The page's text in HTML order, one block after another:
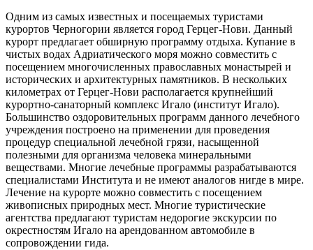
Одним из самых известных и посещаемых туристами
курортов Черногории является город Герцег-Нови. Данный
курорт предлагает обширную программу отдыха. Купание в
чистых водах Адриатического моря можно совместить с
посещением многочисленных православных монастырей и
исторических и архитектурных памятников. В нескольких
километрах от Герцег-Нови располагается крупнейший
курортно-санаторный комплекс Игало (институт Игало).
Большинство оздоровительных программ данного лечебного
учреждения построено на применении для проведения
процедур специальной лечебной грязи, насыщенной
полезными для организма человека минеральными
веществами. Многие лечебные программы разрабатываются
специалистами Института и не имеют аналогов нигде в мире.
Лечение на курорте можно совместить с посещением
живописных природных мест. Многие туристические
агентства предлагают туристам недорогие экскурсии по
окрестностям Игало на арендованном автомобиле в
сопровождении гида.